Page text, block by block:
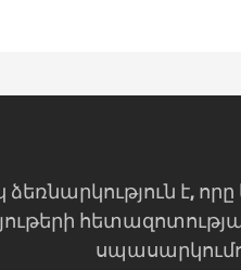
ձեռնարկություն